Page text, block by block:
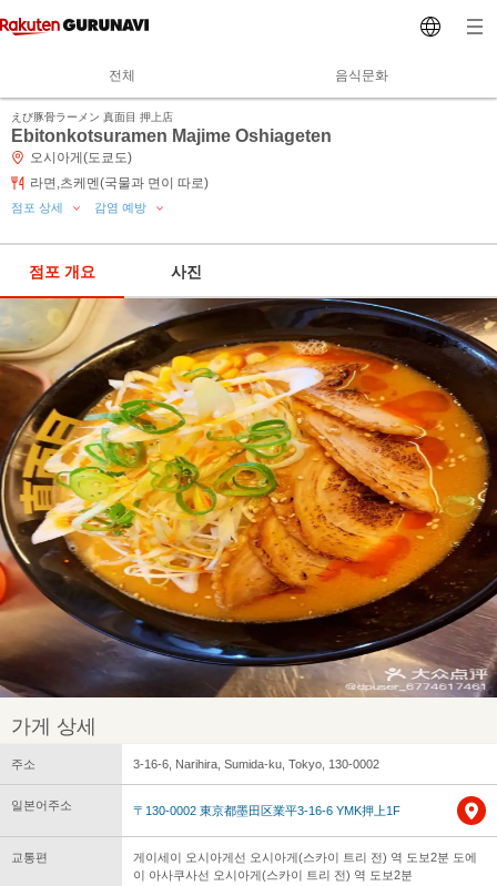
전체 음식문화
えび豚骨ラーメン 真面目 押上店
Ebitonkotsuramen Majime Oshiageten
오시아게(도쿄도)
라면,츠케멘(국물과 면이 따로)
점포 상세 감염 예방
점포 개요 사진
가게 상세
주소 3-16-6, Narihira, Sumida-ku, Tokyo, 130-0002
일본어주소 〒130-0002 東京都墨田区業平3-16-6 YMK押上1F
교통편
게이세이 오시아게선 오시아게(스카이 트리 전) 역 도보2분 도에
이 아사쿠사선 오시아게(스카이 트리 전) 역 도보2분